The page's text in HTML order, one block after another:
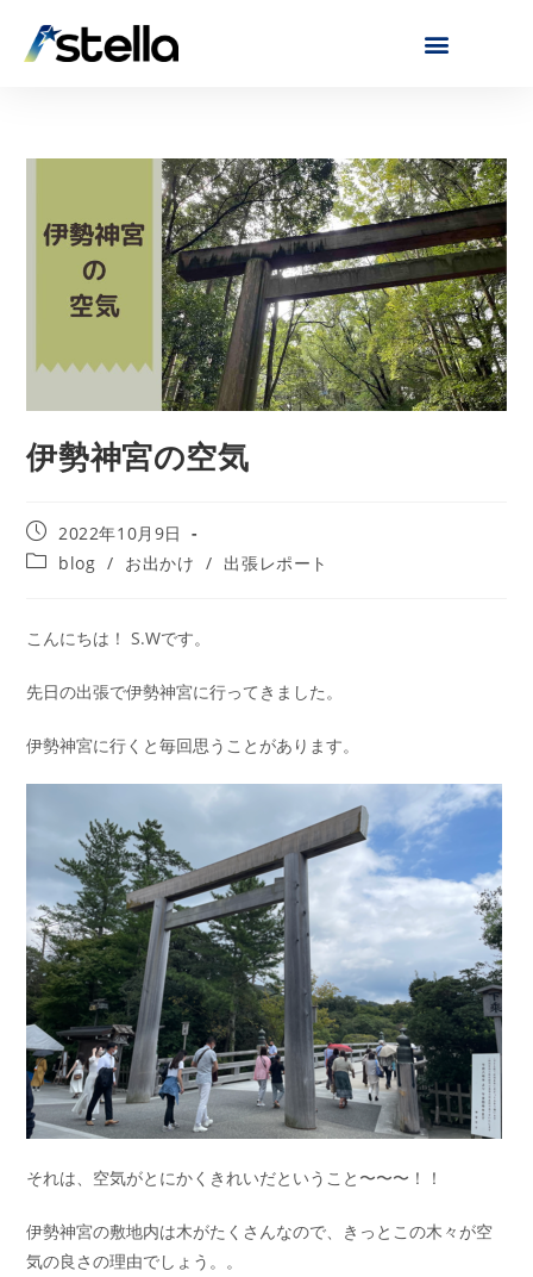
伊勢神宮の空気
2022年10月9日
blog / お出かけ / 出張レポート
こんにちは！ S.Wです。
先日の出張で伊勢神宮に行ってきました。
伊勢神宮に行くと毎回思うことがあります。
それは、空気がとにかくきれいだということ〜〜〜！！
伊勢神宮の敷地内は木がたくさんなので、きっとこの木々が空
気の良さの理由でしょう。。